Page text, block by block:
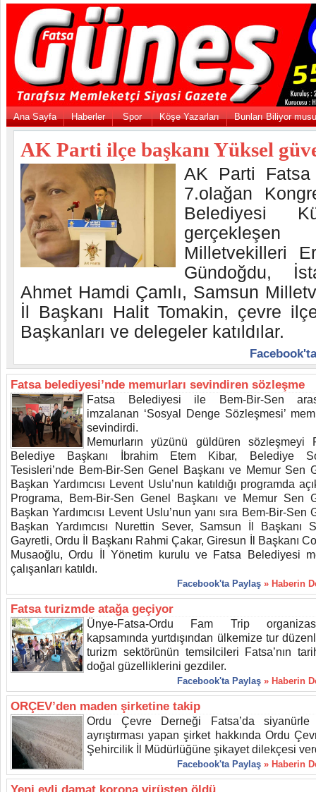
Ana Sayfa Haberler Spor Köşe Yazarları Bunları Biliyor
AK Parti ilçe başkanı Yüksel
AK Parti Fatsa
7.olağan
Belediyesi
Milletvekilleri
Gündoğdu,
Ahmet Hamdi Çamlı, Samsun
İl Başkanı Halit Tomakin, çevre
Başkanları ve delegeler katıldılar.
Fatsa belediyesi’nde memurları sevindiren sözleşme
Fatsa Belediyesi ile Bem-Bir-Sen
imzalanan ‘Sosyal Denge Sözleşmesi’
sevindirdi.
Memurların yüzünü güldüren sözleşmeyi
Belediye Başkanı İbrahim Etem Kibar, Belediye
Tesisleri’nde Bem-Bir-Sen Genel Başkanı ve Memur Sen
Başkan Yardımcısı Levent Uslu’nun katıldığı programda
Programa, Bem-Bir-Sen Genel Başkanı ve Memur Sen
Başkan Yardımcısı Levent Uslu’nun yanı sıra Bem-Bir-Sen
Başkan Yardımcısı Nurettin Sever, Samsun İl Başkanı
Gayretli, Ordu İl Başkanı Rahmi Çakar, Giresun İl Başkanı
Musaoğlu, Ordu İl Yönetim kurulu ve Fatsa Belediyesi
çalışanları katıldı.
Facebook'ta Paylaş » Haberin
Fatsa turizmde atağa geçiyor
Ünye-Fatsa-Ordu Fam Trip
kapsamında yurtdışından ülkemize tur
turizm sektörünün temsilcileri Fatsa’nın
doğal güzelliklerini gezdiler.
Facebook'ta Paylaş » Haberin
ORÇEV’den maden şirketine takip
Ordu Çevre Derneği Fatsa’da siyanürle
ayrıştırması yapan şirket hakkında Ordu
Şehircilik İl Müdürlüğüne şikayet dilekçesi
Facebook'ta Paylaş » Haberin